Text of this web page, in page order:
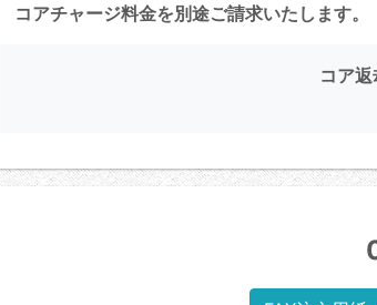
コアチャージ料金を別途ご請求いたします。
コア